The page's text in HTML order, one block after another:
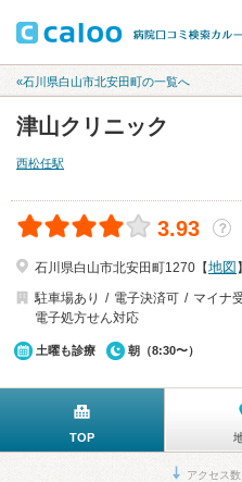
«石川県白山市北安田町の一覧へ
津山クリニック
西松任駅
3.93 ？
石川県白山市北安田町1270【地図 】
駐車場あり
電子決済可
マイナ
電子処方せん対応
土曜も診療 朝（8:30〜）
TOP
アクセス